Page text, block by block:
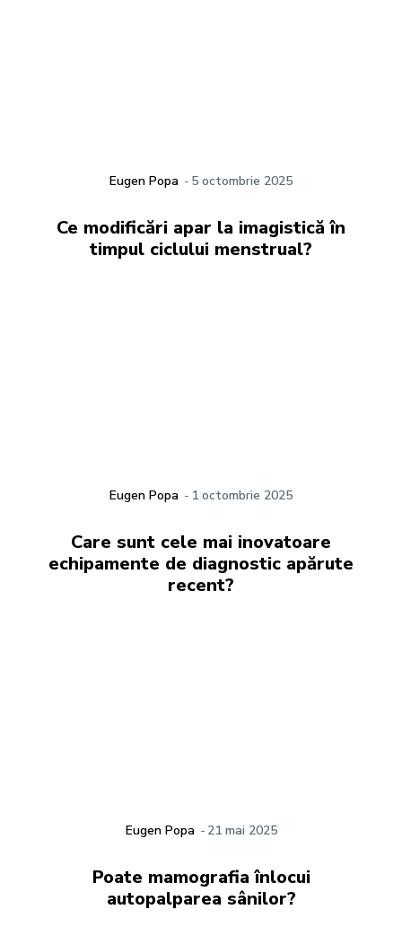
Eugen Popa - 5 octombrie 2025
Ce modificări apar la imagistică în
timpul ciclului menstrual?
Eugen Popa - 1 octombrie 2025
Care sunt cele mai inovatoare
echipamente de diagnostic apărute
recent?
Eugen Popa - 21 mai 2025
Poate mamografia înlocui
autopalparea sânilor?